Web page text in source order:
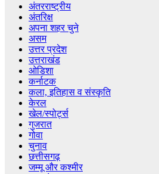
अंतरराष्ट्रीय
अंतरिक्ष
अपना शहर चुने
असम
उत्तर प्रदेश
उत्तराखंड
ओडिशा
कर्नाटक
कला, इतिहास व संस्कृति
केरल
खेल/स्पोर्ट्स
गुजरात
गोवा
चुनाव
छत्तीसगढ़
जम्मू और कश्मीर